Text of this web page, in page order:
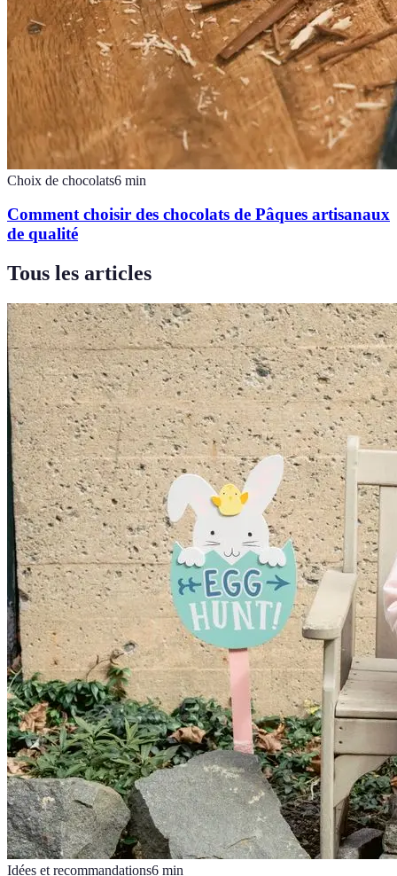
Choix de chocolats6 min
Comment choisir des chocolats de Pâques artisanaux
de qualité
Tous les articles
Idées et recommandations6 min